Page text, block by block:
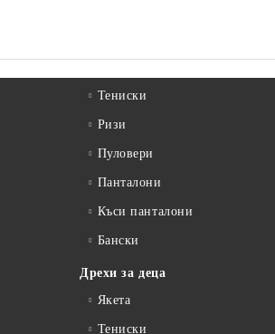
Тениски
Ризи
Пуловери
Панталони
Къси панталони
Бански
Дрехи за деца
Якета
Тениски